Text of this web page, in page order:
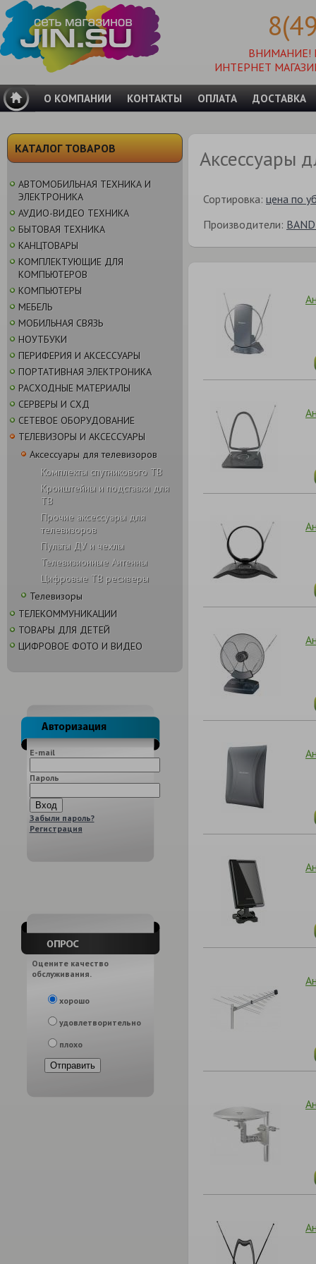
ВНИМАНИЕ!
ИНТЕРНЕТ
О КОМПАНИИ КОНТАКТЫ ОПЛАТА ДОСТАВКА
КАТАЛОГ ТОВАРОВ
АВТОМОБИЛЬНАЯ ТЕХНИКА И
ЭЛЕКТРОНИКА
АУДИО-ВИДЕО ТЕХНИКА
БЫТОВАЯ ТЕХНИКА
КАНЦТОВАРЫ
КОМПЛЕКТУЮЩИЕ ДЛЯ
КОМПЬЮТЕРОВ
КОМПЬЮТЕРЫ
МЕБЕЛЬ
МОБИЛЬНАЯ СВЯЗЬ
НОУТБУКИ
ПЕРИФЕРИЯ И АКСЕССУАРЫ
ПОРТАТИВНАЯ ЭЛЕКТРОНИКА
РАСХОДНЫЕ МАТЕРИАЛЫ
СЕРВЕРЫ И СХД
СЕТЕВОЕ ОБОРУДОВАНИЕ
ТЕЛЕВИЗОРЫ И АКСЕССУАРЫ
Аксессуары для телевизоров
Комплекты спутникового ТВ
Кронштейны и подставки для
ТВ
Прочие аксессуары для
телевизоров
Пульты ДУ и чехлы
Телевизионные Антенны
Цифровые ТВ ресиверы
Телевизоры
ТЕЛЕКОММУНИКАЦИИ
ТОВАРЫ ДЛЯ ДЕТЕЙ
ЦИФРОВОЕ ФОТО И ВИДЕО
E-mail
Пароль
Забыли пароль?
Регистрация
Оцените качество
обслуживания.
хорошо
удовлетворительно
плохо
Аксессуары
Сортировка: цена по
Производители: